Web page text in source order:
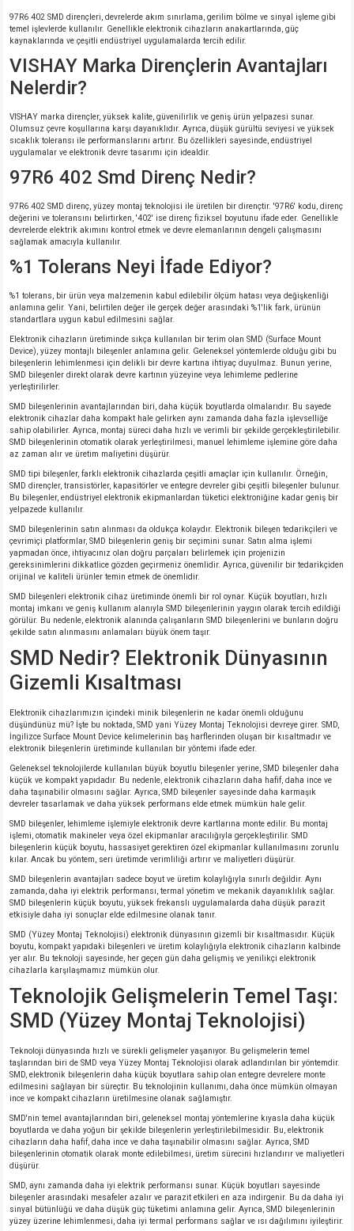
97R6 402 SMD dirençleri, devrelerde akım sınırlama, gerilim bölme ve sinyal işleme gibi
temel işlevlerde kullanılır. Genellikle elektronik cihazların anakartlarında, güç
kaynaklarında ve çeşitli endüstriyel uygulamalarda tercih edilir.
VISHAY Marka Dirençlerin Avantajları
Nelerdir?
VISHAY marka dirençler, yüksek kalite, güvenilirlik ve geniş ürün yelpazesi sunar.
Olumsuz çevre koşullarına karşı dayanıklıdır. Ayrıca, düşük gürültü seviyesi ve yüksek
sıcaklık toleransı ile performanslarını artırır. Bu özellikleri sayesinde, endüstriyel
uygulamalar ve elektronik devre tasarımı için idealdir.
97R6 402 Smd Direnç Nedir?
97R6 402 SMD direnç, yüzey montaj teknolojisi ile üretilen bir dirençtir. '97R6' kodu, direnç
değerini ve toleransını belirtirken, '402' ise direnç fiziksel boyutunu ifade eder. Genellikle
devrelerde elektrik akımını kontrol etmek ve devre elemanlarının dengeli çalışmasını
sağlamak amacıyla kullanılır.
%1 Tolerans Neyi İfade Ediyor?
%1 tolerans, bir ürün veya malzemenin kabul edilebilir ölçüm hatası veya değişkenliği
anlamına gelir. Yani, belirtilen değer ile gerçek değer arasındaki %1'lik fark, ürünün
standartlara uygun kabul edilmesini sağlar.
Elektronik cihazların üretiminde sıkça kullanılan bir terim olan SMD (Surface Mount
Device), yüzey montajlı bileşenler anlamına gelir. Geleneksel yöntemlerde olduğu gibi bu
bileşenlerin lehimlenmesi için delikli bir devre kartına ihtiyaç duyulmaz. Bunun yerine,
SMD bileşenler direkt olarak devre kartının yüzeyine veya lehimleme pedlerine
yerleştirilirler.
SMD bileşenlerinin avantajlarından biri, daha küçük boyutlarda olmalarıdır. Bu sayede
elektronik cihazlar daha kompakt hale gelirken aynı zamanda daha fazla işlevselliğe
sahip olabilirler. Ayrıca, montaj süreci daha hızlı ve verimli bir şekilde gerçekleştirilebilir.
SMD bileşenlerinin otomatik olarak yerleştirilmesi, manuel lehimleme işlemine göre daha
az zaman alır ve üretim maliyetini düşürür.
SMD tipi bileşenler, farklı elektronik cihazlarda çeşitli amaçlar için kullanılır. Örneğin,
SMD dirençler, transistörler, kapasitörler ve entegre devreler gibi çeşitli bileşenler bulunur.
Bu bileşenler, endüstriyel elektronik ekipmanlardan tüketici elektroniğine kadar geniş bir
yelpazede kullanılır.
SMD bileşenlerinin satın alınması da oldukça kolaydır. Elektronik bileşen tedarikçileri ve
çevrimiçi platformlar, SMD bileşenlerin geniş bir seçimini sunar. Satın alma işlemi
yapmadan önce, ihtiyacınız olan doğru parçaları belirlemek için projenizin
gereksinimlerini dikkatlice gözden geçirmeniz önemlidir. Ayrıca, güvenilir bir tedarikçiden
orijinal ve kaliteli ürünler temin etmek de önemlidir.
SMD bileşenleri elektronik cihaz üretiminde önemli bir rol oynar. Küçük boyutları, hızlı
montaj imkanı ve geniş kullanım alanıyla SMD bileşenlerinin yaygın olarak tercih edildiği
görülür. Bu nedenle, elektronik alanında çalışanların SMD bileşenlerini ve bunların doğru
şekilde satın alınmasını anlamaları büyük önem taşır.
SMD Nedir? Elektronik Dünyasının
Gizemli Kısaltması
Elektronik cihazlarımızın içindeki minik bileşenlerin ne kadar önemli olduğunu
düşündünüz mü? İşte bu noktada, SMD yani Yüzey Montaj Teknolojisi devreye girer. SMD,
İngilizce Surface Mount Device kelimelerinin baş harflerinden oluşan bir kısaltmadır ve
elektronik bileşenlerin üretiminde kullanılan bir yöntemi ifade eder.
Geleneksel teknolojilerde kullanılan büyük boyutlu bileşenler yerine, SMD bileşenler daha
küçük ve kompakt yapıdadır. Bu nedenle, elektronik cihazların daha hafif, daha ince ve
daha taşınabilir olmasını sağlar. Ayrıca, SMD bileşenler sayesinde daha karmaşık
devreler tasarlamak ve daha yüksek performans elde etmek mümkün hale gelir.
SMD bileşenler, lehimleme işlemiyle elektronik devre kartlarına monte edilir. Bu montaj
işlemi, otomatik makineler veya özel ekipmanlar aracılığıyla gerçekleştirilir. SMD
bileşenlerin küçük boyutu, hassasiyet gerektiren özel ekipmanlar kullanılmasını zorunlu
kılar. Ancak bu yöntem, seri üretimde verimliliği artırır ve maliyetleri düşürür.
SMD bileşenlerin avantajları sadece boyut ve üretim kolaylığıyla sınırlı değildir. Aynı
zamanda, daha iyi elektrik performansı, termal yönetim ve mekanik dayanıklılık sağlar.
SMD bileşenlerin küçük boyutu, yüksek frekanslı uygulamalarda daha düşük parazit
etkisiyle daha iyi sonuçlar elde edilmesine olanak tanır.
SMD (Yüzey Montaj Teknolojisi) elektronik dünyasının gizemli bir kısaltmasıdır. Küçük
boyutu, kompakt yapıdaki bileşenleri ve üretim kolaylığıyla elektronik cihazların kalbinde
yer alır. Bu teknoloji sayesinde, her geçen gün daha gelişmiş ve yenilikçi elektronik
cihazlarla karşılaşmamız mümkün olur.
Teknolojik Gelişmelerin Temel Taşı:
SMD (Yüzey Montaj Teknolojisi)
Teknoloji dünyasında hızlı ve sürekli gelişmeler yaşanıyor. Bu gelişmelerin temel
taşlarından biri de SMD veya Yüzey Montaj Teknolojisi olarak adlandırılan bir yöntemdir.
SMD, elektronik bileşenlerin daha küçük boyutlara sahip olan entegre devrelere monte
edilmesini sağlayan bir süreçtir. Bu teknolojinin kullanımı, daha önce mümkün olmayan
ince ve kompakt cihazların üretilmesine olanak sağlamıştır.
SMD'nin temel avantajlarından biri, geleneksel montaj yöntemlerine kıyasla daha küçük
boyutlarda ve daha yoğun bir şekilde bileşenlerin yerleştirilebilmesidir. Bu, elektronik
cihazların daha hafif, daha ince ve daha taşınabilir olmasını sağlar. Ayrıca, SMD
bileşenlerinin otomatik olarak monte edilebilmesi, üretim sürecini hızlandırır ve maliyetleri
düşürür.
SMD, aynı zamanda daha iyi elektrik performansı sunar. Küçük boyutları sayesinde
bileşenler arasındaki mesafeler azalır ve parazit etkileri en aza indirgenir. Bu da daha iyi
sinyal bütünlüğü ve daha düşük güç tüketimi anlamına gelir. Ayrıca, SMD bileşenlerinin
yüzey üzerine lehimlenmesi, daha iyi termal performans sağlar ve ısı dağılımını iyileştirir.